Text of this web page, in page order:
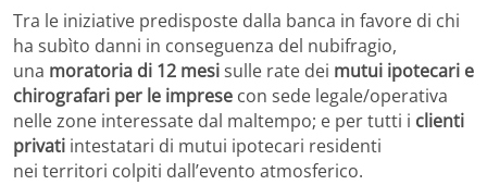
Tra le iniziative predisposte dalla banca in favore di chi
ha subìto danni in conseguenza del nubifragio,
una moratoria di 12 mesisulle rate dei mutui ipotecari e
chirografari per le imprese con sede legale/operativa
nelle zone interessate dal maltempo; e per tutti i clienti
privati intestatari di mutui ipotecari residenti
nei territori colpiti dall’evento atmosferico.